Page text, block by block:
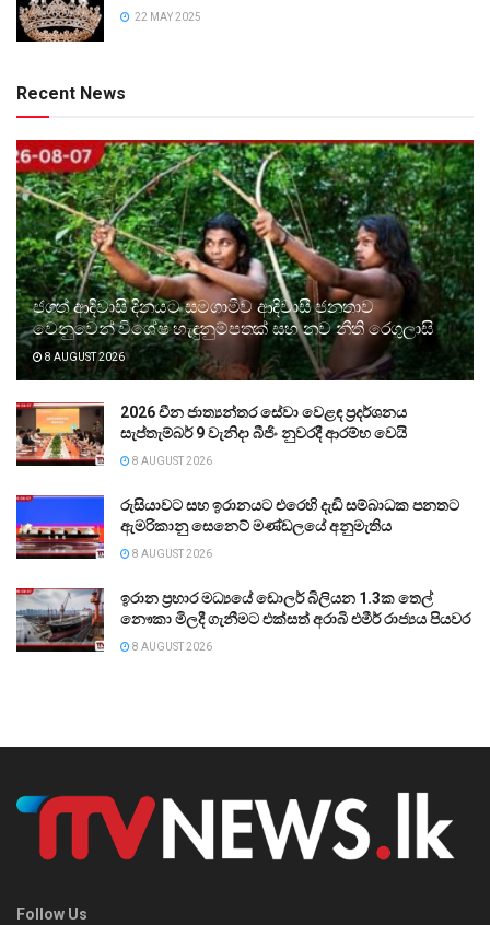
22 MAY 2025
Recent News
ජගත් ආදිවාසි දිනයට සමගාමීව ආදිවාසී ජනතාව
වෙනුවෙන් විශේෂ හැඳුනුම්පතක් සහ නව නීති රෙගුලාසි
8 AUGUST 2026
2026 චීන ජාත්‍යන්තර සේවා වෙළඳ ප්‍රදර්ශනය
සැප්තැම්බර් 9 වැනිදා බීජිං නුවරදී ආරම්භ වෙයි
8 AUGUST 2026
රුසියාවට සහ ඉරානයට එරෙහි දැඩි සම්බාධක පනතට
ඇමරිකානු සෙනෙට් මණ්ඩලයේ අනුමැතිය
8 AUGUST 2026
ඉරාන ප්‍රහාර මධ්‍යයේ ඩොලර් බිලියන 1.3ක තෙල්
නෞකා මිලදී ගැනීමට එක්සත් අරාබි එමීර් රාජ්‍යය පියවර
8 AUGUST 2026
Follow Us